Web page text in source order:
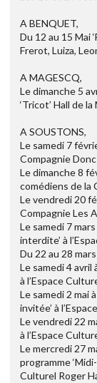
A BENQUET,
Du 12 au 15 Mai
Frerot, Luiza,
A MAGESCQ,
Le dimanche 5
‘Tricot’ Hall de la
A SOUSTONS,
Le samedi 7
Compagnie
Le dimanche 8
comédiens de la
Le vendredi 20
Compagnie Les
Le samedi 7
interdite’ à
Du 22 au 28
Le samedi 4 avril
à l’Espace
Le samedi 2 mai
invitée’ à
Le vendredi 22
à l’Espace
Le mercredi 27
programme
Culturel Roger